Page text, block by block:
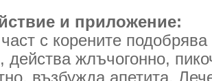
и приложение:
с корените
действа жлъчогонно,